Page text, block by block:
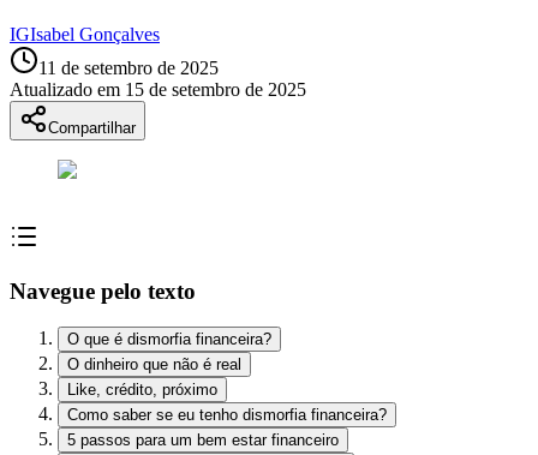
IGIsabel Gonçalves
11 de setembro de 2025
Atualizado em 15 de setembro de 2025
Compartilhar
Navegue pelo texto
O que é dismorfia financeira?
O dinheiro que não é real
Like, crédito, próximo
Como saber se eu tenho dismorfia financeira?
5 passos para um bem estar financeiro